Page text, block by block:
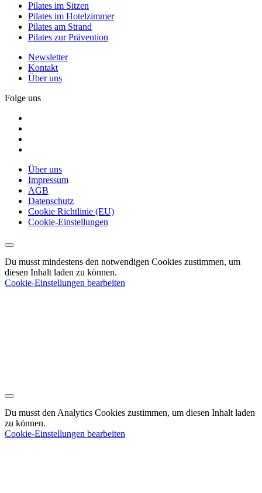
Pilates im Sitzen
Pilates im Hotelzimmer
Pilates am Strand
Pilates zur Prävention
Newsletter
Kontakt
Über uns
Folge uns
Über uns
Impressum
AGB
Datenschutz
Cookie Richtlinie (EU)
Cookie-Einstellungen
Du musst mindestens den notwendigen Cookies zustimmen, um
diesen Inhalt laden zu können.
Cookie-Einstellungen bearbeiten
Du musst den Analytics Cookies zustimmen, um diesen Inhalt laden
zu können.
Cookie-Einstellungen bearbeiten